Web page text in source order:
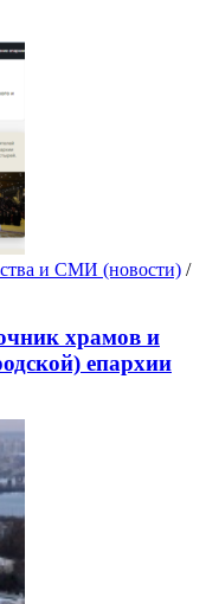
и СМИ (новости) /
храмов и
епархии